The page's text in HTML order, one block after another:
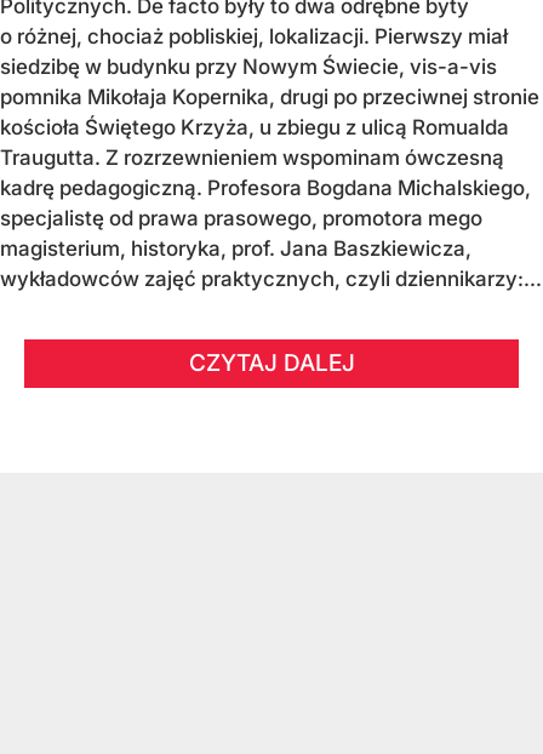
Politycznych. De facto były to dwa odrębne byty
o różnej, chociaż pobliskiej, lokalizacji. Pierwszy miał
siedzibę w budynku przy Nowym Świecie, vis-a-vis
pomnika Mikołaja Kopernika, drugi po przeciwnej stronie
kościoła Świętego Krzyża, u zbiegu z ulicą Romualda
Traugutta. Z rozrzewnieniem wspominam ówczesną
kadrę pedagogiczną. Profesora Bogdana Michalskiego,
specjalistę od prawa prasowego, promotora mego
magisterium, historyka, prof. Jana Baszkiewicza,
wykładowców zajęć praktycznych, czyli dziennikarzy:...
CZYTAJ DALEJ